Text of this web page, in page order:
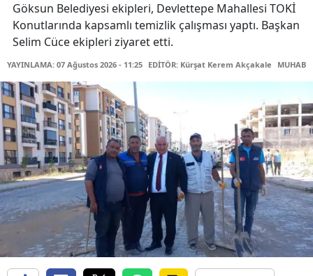
Göksun Belediyesi ekipleri, Devlettepe Mahallesi TOKİ
Konutlarında kapsamlı temizlik çalışması yaptı. Başkan
Selim Cüce ekipleri ziyaret etti.
YAYINLAMA: 07 Ağustos 2026 - 11:25 EDİTÖR: Kürşat Kerem Akçakale